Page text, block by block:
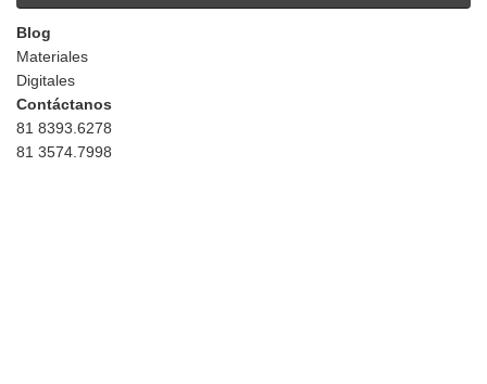
Blog
Materiales
Digitales
Contáctanos
81 8393.6278
81 3574.7998